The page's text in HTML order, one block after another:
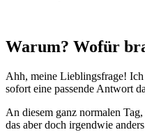
Warum? Wofür
Ahh, meine Lieblingsfrage!
sofort eine passende Antwort
An diesem ganz normalen
das aber doch irgendwie